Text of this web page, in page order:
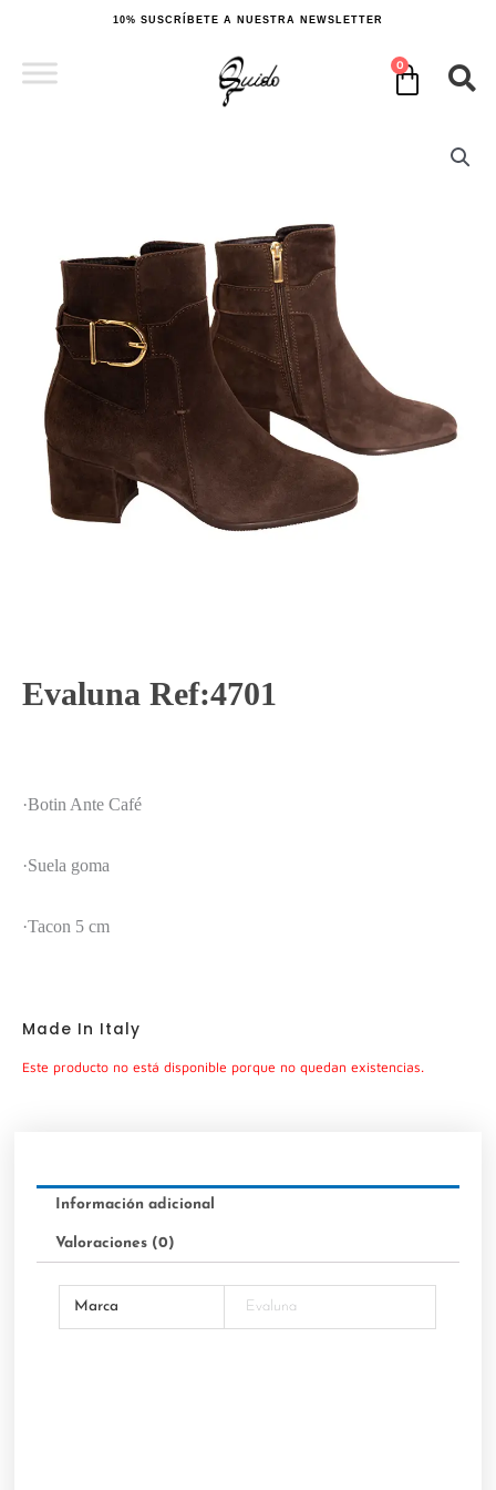
contenido
10% SUSCRÍBETE A NUESTRA NEWSLETTER
0
Cart
Evaluna Ref:4701
·Botin Ante Café
·Suela goma
·Tacon 5 cm
Made In Italy
Este producto no está disponible porque no quedan existencias.
Información adicional
Valoraciones (0)
Marca Evaluna